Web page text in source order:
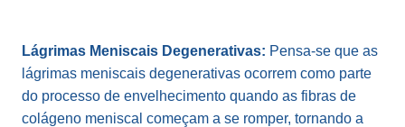
Lágrimas Meniscais Degenerativas: Pensa-se que as
lágrimas meniscais degenerativas ocorrem como parte
do processo de envelhecimento quando as fibras de
colágeno meniscal começam a se romper, tornando a